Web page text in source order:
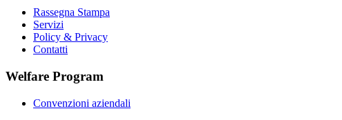
Rassegna Stampa
Servizi
Policy & Privacy
Contatti
Welfare Program
Convenzioni aziendali